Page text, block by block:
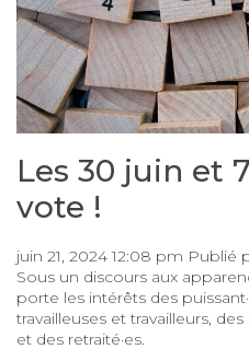
Les 30 juin et
vote !
juin 21, 2024 12:08 pm Publié
Sous un discours aux
porte les intérêts des
travailleuses et travailleurs,
et des retraité·es.